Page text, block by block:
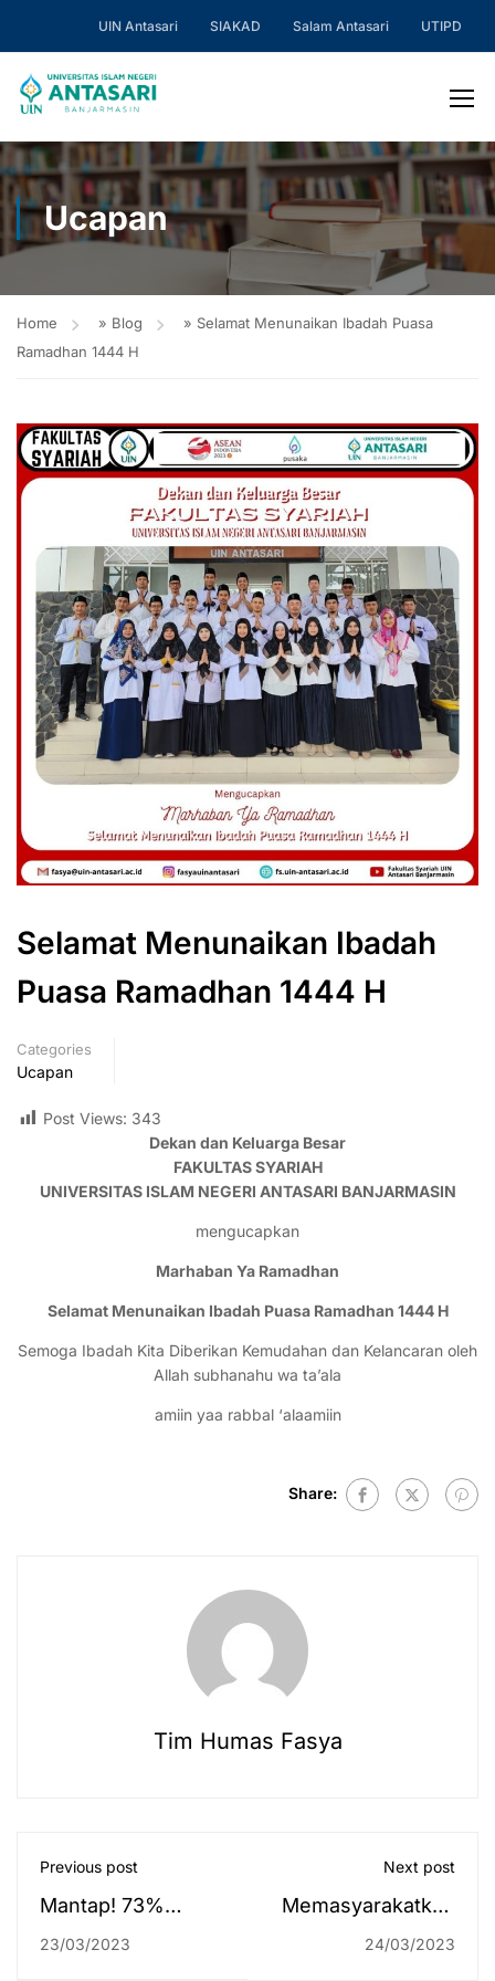
UIN Antasari SIAKAD Salam Antasari UTIPD
Ucapan
Home » Blog » Selamat Menunaikan Ibadah Puasa
Ramadhan 1444 H
Selamat Menunaikan Ibadah
Puasa Ramadhan 1444 H
Categories
Ucapan
Post Views: 343
Dekan dan Keluarga Besar
FAKULTAS SYARIAH
UNIVERSITAS ISLAM NEGERI ANTASARI BANJARMASIN
mengucapkan
Marhaban Ya Ramadhan
Selamat Menunaikan Ibadah Puasa Ramadhan 1444 H
Semoga Ibadah Kita Diberikan Kemudahan dan Kelancaran oleh
Allah subhanahu wa ta’ala
amiin yaa rabbal ‘alaamiin
Share:
Tim Humas Fasya
Previous post
Mantap! 73%
Lulusan UIN
23/03/2023
Next post
Memasyarakatkan
Ekonomi Syariah
24/03/2023